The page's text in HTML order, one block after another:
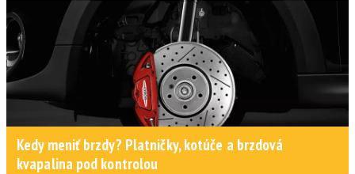
Kedy meniť brzdy? Platničky, kotúče a brzdová
kvapalina pod kontrolou